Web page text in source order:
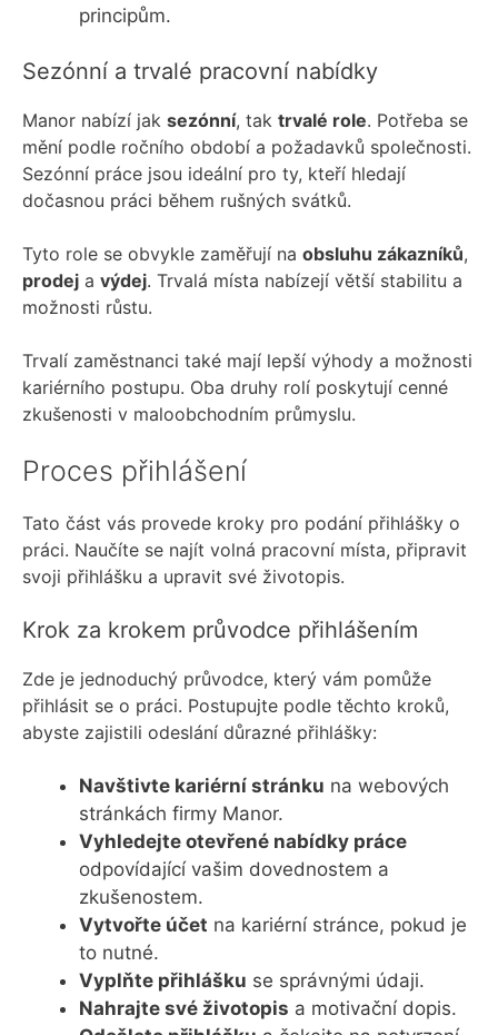
principům.
Sezónní a trvalé pracovní nabídky
Manor nabízí jak sezónní, tak trvalé role. Potřeba se
mění podle ročního období a požadavků společnosti.
Sezónní práce jsou ideální pro ty, kteří hledají
dočasnou práci během rušných svátků.
Tyto role se obvykle zaměřují na obsluhu zákazníků,
prodej a výdej. Trvalá místa nabízejí větší stabilitu a
možnosti růstu.
Trvalí zaměstnanci také mají lepší výhody a možnosti
kariérního postupu. Oba druhy rolí poskytují cenné
zkušenosti v maloobchodním průmyslu.
Proces přihlášení
Tato část vás provede kroky pro podání přihlášky o
práci. Naučíte se najít volná pracovní místa, připravit
svoji přihlášku a upravit své životopis.
Krok za krokem průvodce přihlášením
Zde je jednoduchý průvodce, který vám pomůže
přihlásit se o práci. Postupujte podle těchto kroků,
abyste zajistili odeslání důrazné přihlášky:
Navštivte kariérní stránku na webových
stránkách firmy Manor.
Vyhledejte otevřené nabídky práce
odpovídající vašim dovednostem a
zkušenostem.
Vytvořte účet na kariérní stránce, pokud je
to nutné.
Vyplňte přihlášku se správnými údaji.
Nahrajte své životopis a motivační dopis.